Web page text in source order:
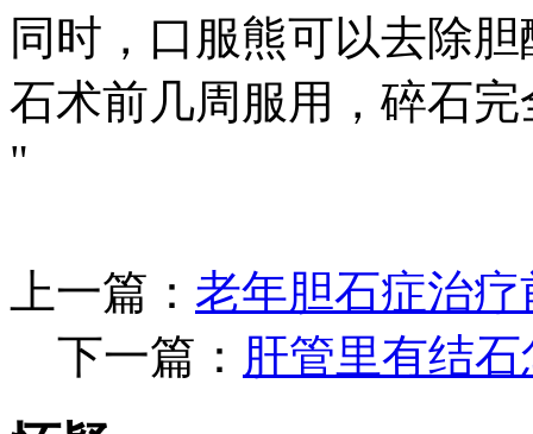
同时，口服熊可以去除
石术前几周服用，碎石
"
上一篇： 老年胆石症治
下一篇： 肝管里有结